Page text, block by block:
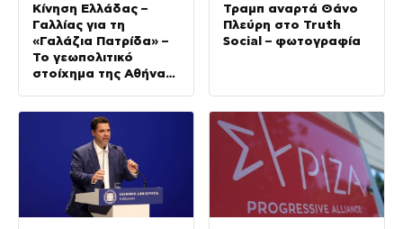
Κίνηση Ελλάδας –
Γαλλίας για τη
«Γαλάζια Πατρίδα» –
Το γεωπολιτικό
στοίχημα της Αθήνας
Τραμπ αναρτά Θάνο
Πλεύρη στο Truth
Social – φωτογραφία